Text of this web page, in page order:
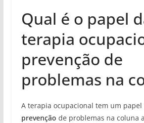
Qual é o papel
terapia
prevenção de
problemas na
A terapia ocupacional tem um
prevenção de problemas na coluna